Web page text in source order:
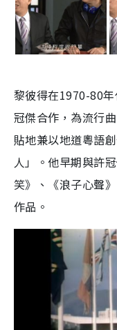
黎彼得在1970-80
冠傑合作，為流行
貼地兼以地道粵語
人」。他早期與許
笑》、《浪子心聲
作品。